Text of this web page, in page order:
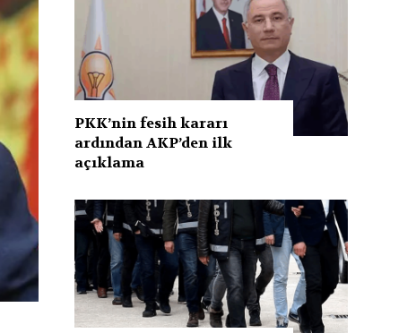
PKK’nin fesih kararı
ardından AKP’den ilk
açıklama